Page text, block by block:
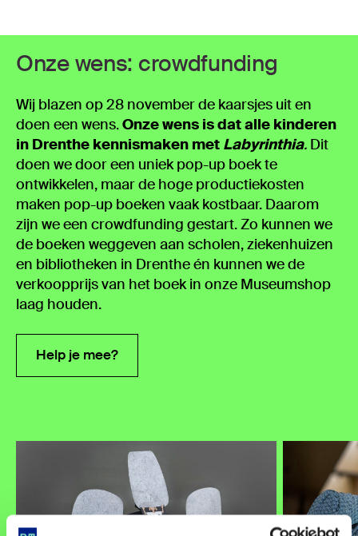
Onze wens: crowdfunding
Wij blazen op 28 november de kaarsjes uit en
doen een wens.Onze wens is dat alle kinderen
in Drenthe kennismaken met Labyrinthia. Dit
doen we door een uniek pop-up boek te
ontwikkelen, maar de hoge productiekosten
maken pop-up boeken vaak kostbaar. Daarom
zijn we een crowdfunding gestart. Zo kunnen we
de boeken weggeven aan scholen, ziekenhuizen
en bibliotheken in Drenthe én kunnen we de
verkoopprijs van het boek in onze Museumshop
laag houden.
Help je mee?
Help je mee?